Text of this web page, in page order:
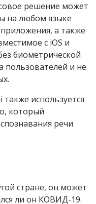
решение может
на любом языке
а также
с iOS и
биометрической
пользователей и не
также используется
который
речи
стране, он может
ли он КОВИД-19.